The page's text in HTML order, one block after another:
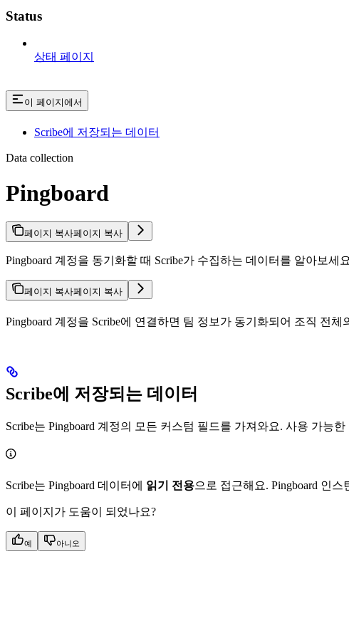
Status
상태 페이지
이 페이지에서
Scribe에 저장되는 데이터
Data collection
Pingboard
페이지 복사페이지 복사
Pingboard 계정을 동기화할 때 Scribe가 수집하는 데이터를 알아보
페이지 복사페이지 복사
Pingboard 계정을 Scribe에 연결하면 팀 정보가 동기화되어 조직 전
Scribe에 저장되는 데이터
Scribe는 Pingboard 계정의 모든 커스텀 필드를 가져와요. 사용 가능
Scribe는 Pingboard 데이터에 읽기 전용으로 접근해요. Pingboard 인
이 페이지가 도움이 되었나요?
예 아니오